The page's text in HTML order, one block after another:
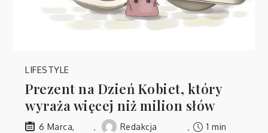
LIFESTYLE
Prezent na Dzień Kobiet, który
wyraża więcej niż milion słów
6 Marca,
Redakcja
1 min